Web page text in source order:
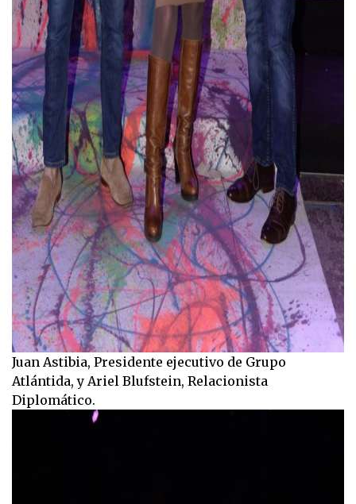
Juan Astibia, Presidente ejecutivo de Grupo
Atlántida, y Ariel Blufstein, Relacionista
Diplomático.